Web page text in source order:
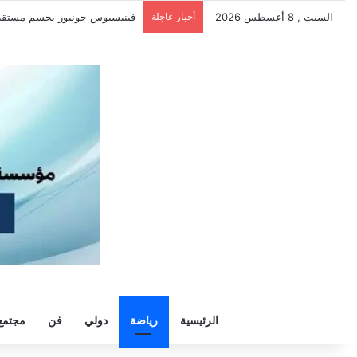
السبت , 8 أغسطس 2026 أخبار عاجلة سيلتيك يكثف مفاوضاته
الرئيسية رياضة دولي فن